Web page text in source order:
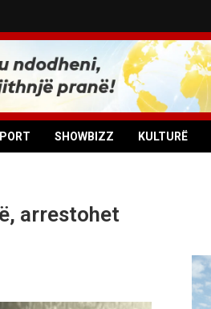
SHOWBIZZ KULTURË
arrestohet